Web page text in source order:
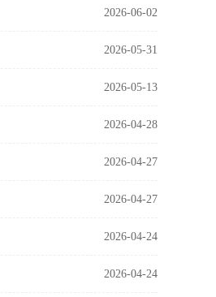
2026-06-02
2026-05-31
2026-05-13
2026-04-28
2026-04-27
2026-04-27
2026-04-24
2026-04-24